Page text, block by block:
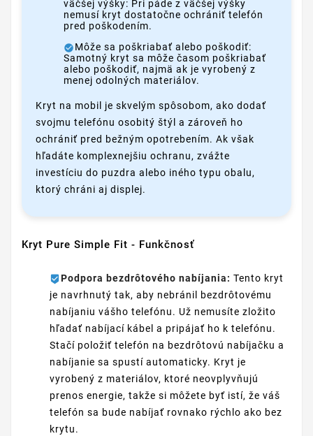
väčšej výšky: Pri páde z väčšej výšky
nemusí kryt dostatočne ochrániť telefón
pred poškodením.
Môže sa poškriabať alebo poškodiť:
Samotný kryt sa môže časom poškriabať
alebo poškodiť, najmä ak je vyrobený z
menej odolných materiálov.
Kryt na mobil je skvelým spôsobom, ako dodať
svojmu telefónu osobitý štýl a zároveň ho
ochrániť pred bežným opotrebením. Ak však
hľadáte komplexnejšiu ochranu, zvážte
investíciu do puzdra alebo iného typu obalu,
ktorý chráni aj displej.
Kryt Pure Simple Fit - Funkčnosť
Podpora bezdrôtového nabíjania: Tento kryt
je navrhnutý tak, aby nebránil bezdrôtovému
nabíjaniu vášho telefónu. Už nemusíte zložito
hľadať nabíjací kábel a pripájať ho k telefónu.
Stačí položiť telefón na bezdrôtovú nabíjačku a
nabíjanie sa spustí automaticky. Kryt je
vyrobený z materiálov, ktoré neovplyvňujú
prenos energie, takže si môžete byť istí, že váš
telefón sa bude nabíjať rovnako rýchlo ako bez
krytu.